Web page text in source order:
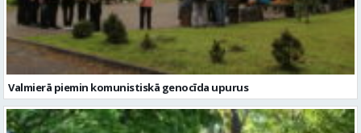
Valmierā piemin komunistiskā genocīda upurus